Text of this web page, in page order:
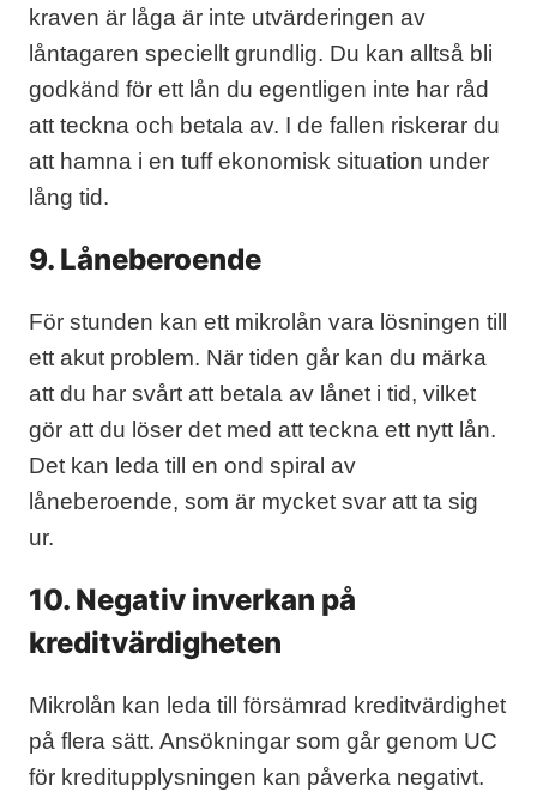
kraven är låga är inte utvärderingen av
låntagaren speciellt grundlig. Du kan alltså bli
godkänd för ett lån du egentligen inte har råd
att teckna och betala av. I de fallen riskerar du
att hamna i en tuff ekonomisk situation under
lång tid.
9. Låneberoende
För stunden kan ett mikrolån vara lösningen till
ett akut problem. När tiden går kan du märka
att du har svårt att betala av lånet i tid, vilket
gör att du löser det med att teckna ett nytt lån.
Det kan leda till en ond spiral av
låneberoende, som är mycket svar att ta sig
ur.
10. Negativ inverkan på
kreditvärdigheten
Mikrolån kan leda till försämrad kreditvärdighet
på flera sätt. Ansökningar som går genom UC
för kreditupplysningen kan påverka negativt.